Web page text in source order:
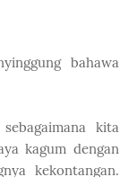
bahawa
kita
kagum dengan
kekontangan.